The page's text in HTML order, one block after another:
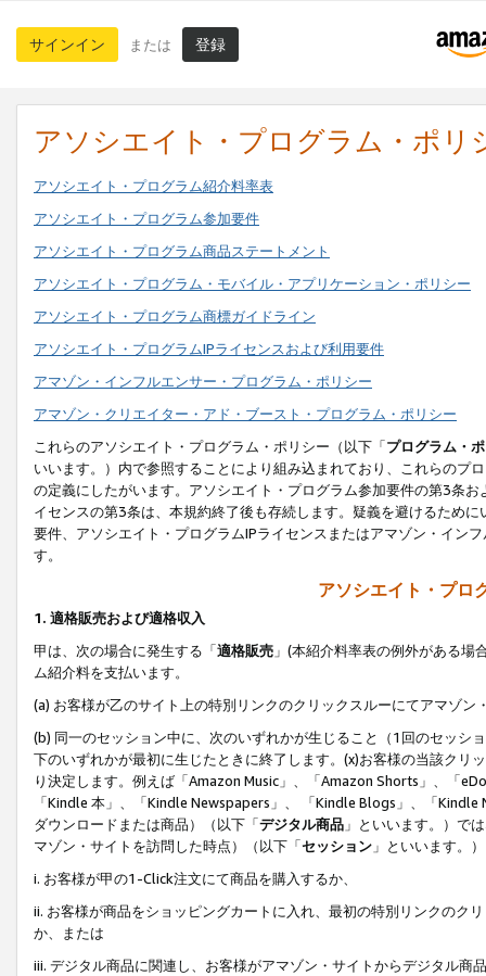
サインイン または 登録
アソシエイト・プログラム・ポリ
アソシエイト・プログラム紹介料率表
アソシエイト・プログラム参加要件
アソシエイト・プログラム商品ステートメント
アソシエイト・プログラム・モバイル・アプリケーション・ポリシー
アソシエイト・プログラム商標ガイドライン
アソシエイト・プログラムIPライセンスおよび利用要件
アマゾン・インフルエンサー・プログラム・ポリシー
アマゾン・クリエイター・アド・ブースト・プログラム・ポリシー
これらのアソシエイト・プログラム・ポリシー（以下「プログラム・
いいます。）内で参照することにより組み込まれており、これらのプ
の定義にしたがいます。アソシエイト・プログラム参加要件の第3条
イセンスの第3条は、本規約終了後も存続します。疑義を避けるため
要件、アソシエイト・プログラムIPライセンスまたはアマゾン・イン
す。
アソシエイト・プロ
1. 適格販売および適格収入
甲は、次の場合に発生する「適格販売 」(本紹介料率表の例外がある
ム紹介料を支払います。
(a) お客様が乙のサイト上の特別リンクのクリックスルーにてアマゾン
(b) 同一のセッション中に、次のいずれかが生じること（1回のセッシ
下のいずれかが最初に生じたときに終了します。(x)お客様の当該ク
り決定します。例えば「Amazon Music」、「Amazon Shorts」、「
「Kindle 本」、「Kindle Newspapers」、 「Kindle Blogs」、「
ダウンロードまたは商品）（以下「デジタル商品 」といいます。）で
マゾン・サイトを訪問した時点）（以下「セッション 」といいます。
i. お客様が甲の1-Click注文にて商品を購入するか、
ii. お客様が商品をショッピングカートに入れ、最初の特別リンクのク
か、または
iii. デジタル商品に関連し、お客様がアマゾン・サイトからデジタル